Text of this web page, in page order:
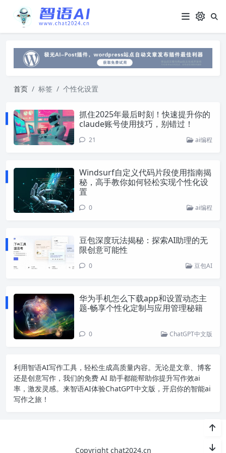
首页 标签 个性化设置
抓住2025年最后时刻！快速提升你的
claude账号使用技巧，别错过！
21 ai编程
Windsurf自定义代码片段使用指南揭
秘，高手教你如何轻松实现个性化设
置
0 ai编程
豆包深度玩法揭秘：探索AI助理的无
限创意可能性
0 豆包AI
华为手机怎么下载app和设置动态主
题-畅享个性化定制与应用管理秘籍
0 ChatGPT中文版
利用智语AI写作工具，轻松生成高质量内容。无论是文章、博客
还是创意写作，我们的免费 AI 助手都能帮助你提升写作效ai
率，激发灵感。来智语AI体验ChatGPT中文版 ，开启你的智能ai
写作之旅！
Copyright chat2024.cn